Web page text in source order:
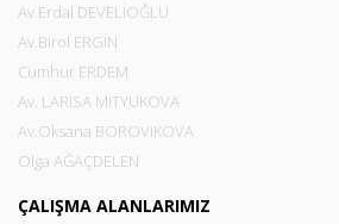
Av.Erdal DEVELİOĞLU
Av.Birol ERGİN
Cumhur ERDEM
Av. LARİSA MITYUKOVA
Av.Oksana BOROVIKOVA
Olga AĞAÇDELEN
ÇALIŞMA ALANLARIMIZ